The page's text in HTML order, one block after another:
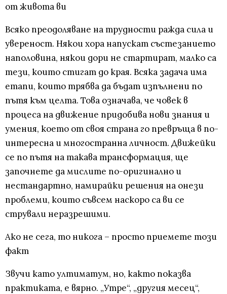
от живота ви
Всяко преодоляване на трудности ражда сила и
увереност. Някои хора напускат състезанието
наполовина, някои дори не стартират, малко са
тези, които стигат до края. Всяка задача има
етапи, които трябва да бъдат изпълнени по
пътя към целта. Това означава, че човек в
процеса на движение придобива нови знания и
умения, което от своя страна го превръща в по-
интересна и многостранна личност. Движейки
се по пътя на такава трансформация, ще
започнете да мислите по-оригинално и
нестандартно, намирайки решения на онези
проблеми, които съвсем наскоро са ви се
стрували неразрешими.
Ако не сега, то никога – просто приемете този
факт
Звучи като ултиматум, но, както показва
практиката, е вярно. „Утре“, „другия месец“,